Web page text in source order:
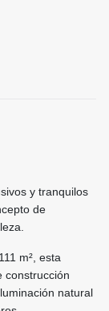
y tranquilos
de
m², esta
construcción
natural